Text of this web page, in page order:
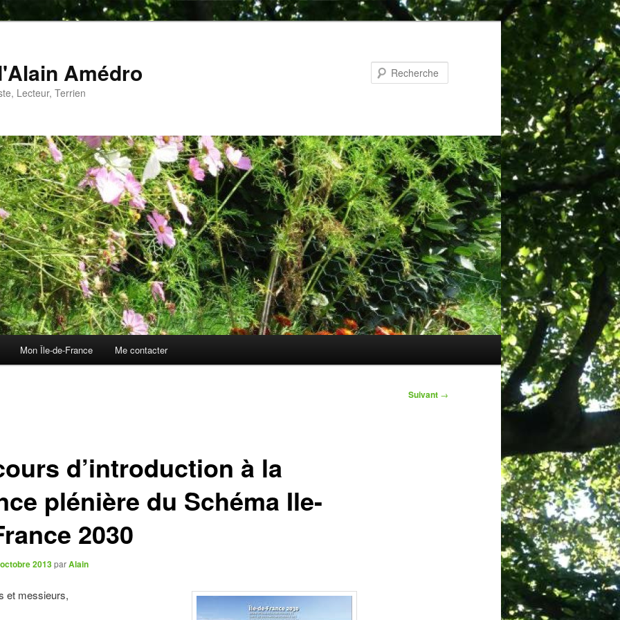
Amédro
Lecteur, Terrien
Mon Île-de-France Me contacter
Suivant →
d’introduction à la
plénière du Schéma Ile-
2030
2013parAlain
et messieurs,